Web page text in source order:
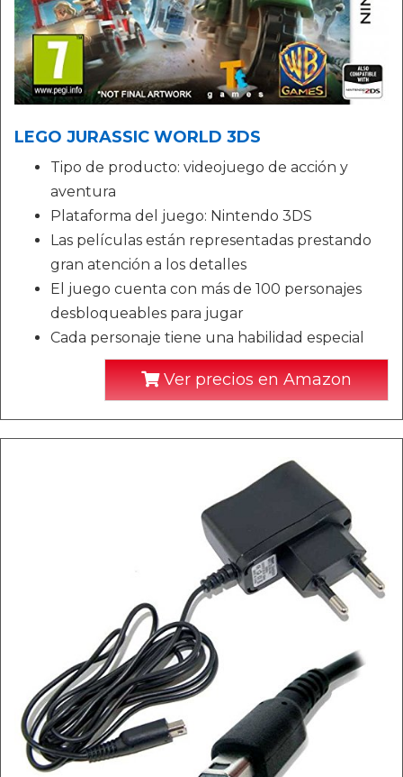
LEGO JURASSIC WORLD 3DS
Tipo de producto: videojuego de acción y
aventura
Plataforma del juego: Nintendo 3DS
Las películas están representadas prestando
gran atención a los detalles
El juego cuenta con más de 100 personajes
desbloqueables para jugar
Cada personaje tiene una habilidad especial
Ver precios en Amazon